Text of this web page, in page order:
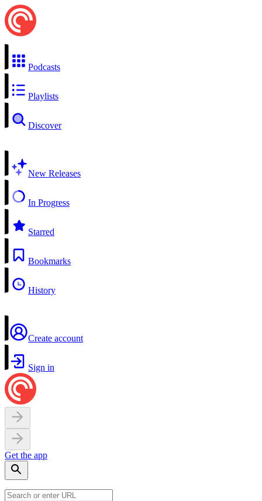
Podcasts
Playlists
Discover
New Releases
In Progress
Starred
Bookmarks
History
Create account
Sign in
Get the app